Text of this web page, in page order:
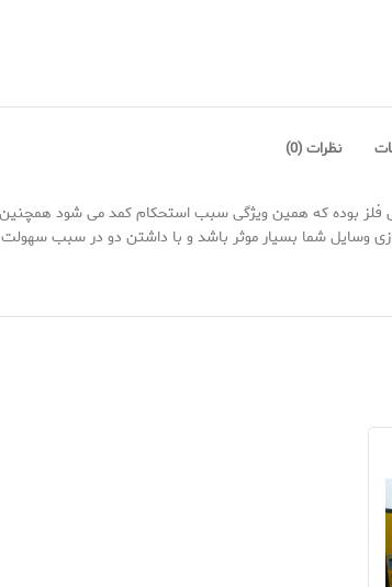
نظرات (0)
کمد شامل 4 درب جنس فلز بوده که همین ویژگی سبب استحکام کمد می
وسایل شما بسیار موثر باشد و با داشتن دو در سبب